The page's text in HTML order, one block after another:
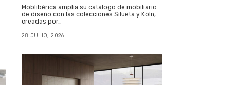
Moblibérica amplía su catálogo de mobiliario
de diseño con las colecciones Silueta y Köln,
creadas por…
28 JULIO, 2026